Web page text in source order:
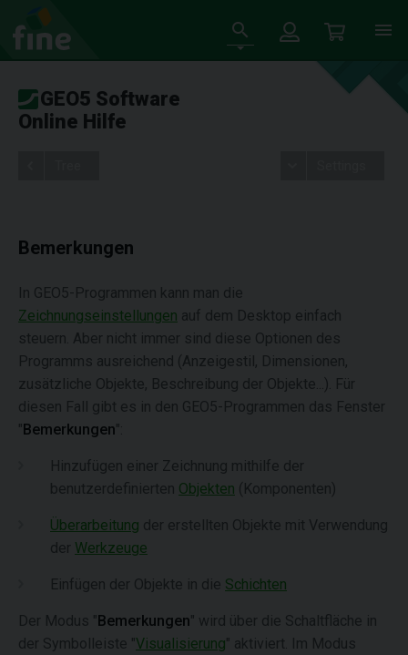
GEO5 Software
Online Hilfe
Bemerkungen
In GEO5-Programmen kann man die
Zeichnungseinstellungen auf dem Desktop einfach
steuern. Aber nicht immer sind diese Optionen des
Programms ausreichend (Anzeigestil, Dimensionen,
zusätzliche Objekte, Beschreibung der Objekte...). Für
diesen Fall gibt es in den GEO5-Programmen das Fenster
"Bemerkungen":
Hinzufügen einer Zeichnung mithilfe der
benutzerdefinierten Objekten (Komponenten)
Überarbeitung der erstellten Objekte mit Verwendung
der Werkzeuge
Einfügen der Objekte in die Schichten
Der Modus "Bemerkungen" wird über die Schaltfläche in
der Symbolleiste "Visualisierung" aktiviert. Im Modus